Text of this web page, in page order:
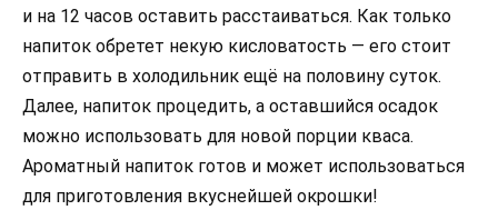
и на 12 часов оставить расстаиваться. Как только
напиток обретет некую кисловатость — его стоит
отправить в холодильник ещё на половину суток.
Далее, напиток процедить, а оставшийся осадок
можно использовать для новой порции кваса.
Ароматный напиток готов и может использоваться
для приготовления вкуснейшей окрошки!